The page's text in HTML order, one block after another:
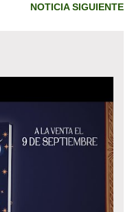
NOTICIA SIGUIENTE